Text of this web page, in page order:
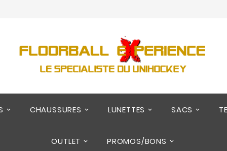
CHAUSSURES LUNETTES SACS
OUTLET PROMOS/BONS